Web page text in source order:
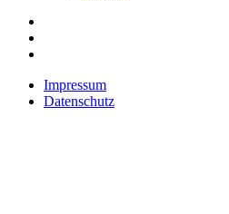
Impressum
Datenschutz